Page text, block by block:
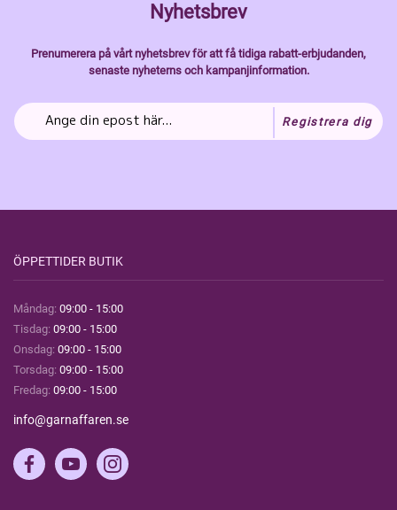
Nyhetsbrev
Prenumerera på vårt nyhetsbrev för att få tidiga rabatt-erbjudanden,
senaste nyheterns och kampanjinformation.
Registrera dig
ÖPPETTIDER BUTIK
Måndag: 09:00 - 15:00
Tisdag: 09:00 - 15:00
Onsdag: 09:00 - 15:00
Torsdag: 09:00 - 15:00
Fredag: 09:00 - 15:00
info@garnaffaren.se